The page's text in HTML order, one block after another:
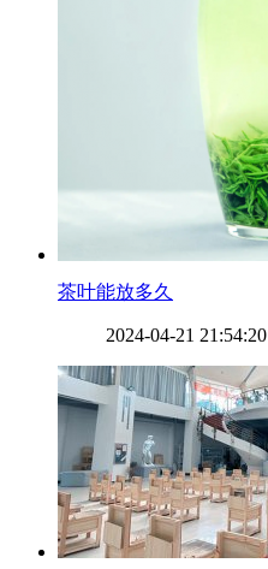
​茶叶能放多久
2024-04-21 21:54:20